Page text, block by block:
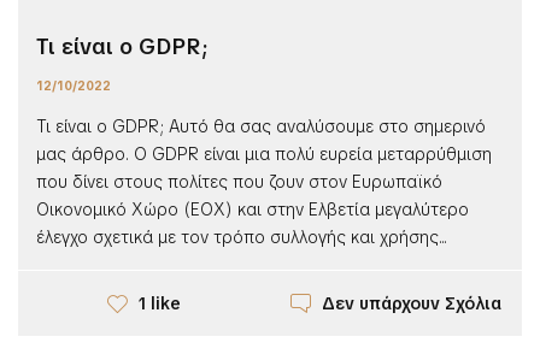
Τι είναι ο GDPR;
12/10/2022
Τι είναι ο GDPR; Αυτό θα σας αναλύσουμε στο σημερινό
μας άρθρο. O GDPR είναι μια πολύ ευρεία μεταρρύθμιση
που δίνει στους πολίτες που ζουν στον Ευρωπαϊκό
Οικονομικό Χώρο (ΕΟΧ) και στην Ελβετία μεγαλύτερο
έλεγχο σχετικά με τον τρόπο συλλογής και χρήσης...
1 like Δεν υπάρχουν Σχόλια